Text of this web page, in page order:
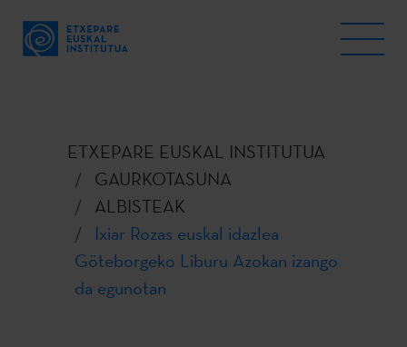
ETXEPARE EUSKAL INSTITUTUA
GAURKOTASUNA
ALBISTEAK
Ixiar Rozas euskal idazlea
Göteborgeko Liburu Azokan izango
da egunotan